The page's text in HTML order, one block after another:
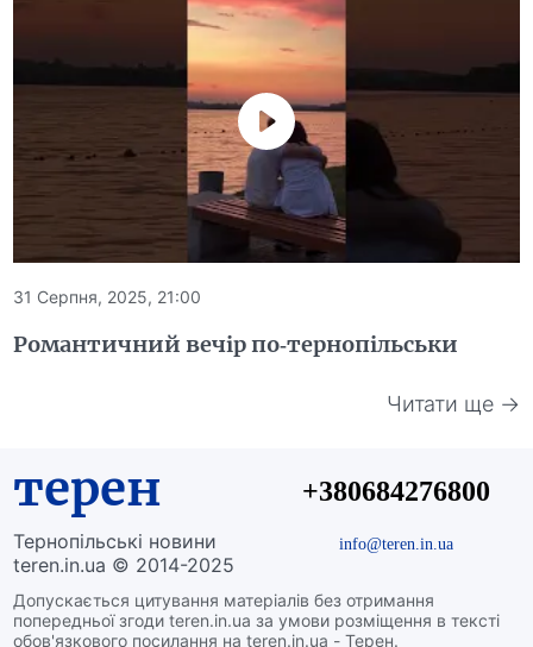
31 Серпня, 2025, 21:00
Романтичний вечір по-тернопільськи
Читати ще →
терен
Тернопільські новини
teren.in.ua © 2014-2025
Допускається цитування матеріалів без отримання
попередньої згоди teren.in.ua за умови розміщення в тексті
обов'язкового посилання на teren.in.ua - Терен.
+380684276800
info@teren.in.ua